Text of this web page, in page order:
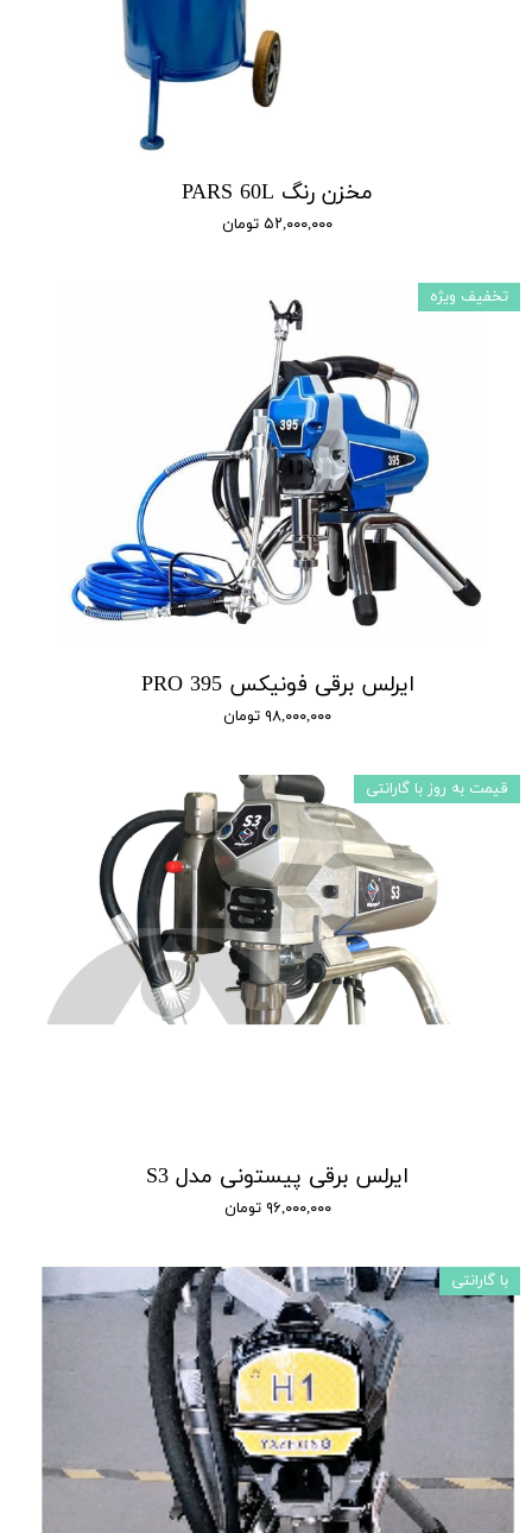
مخزن رنگ PARS 60L
۵۲,۰۰۰,۰۰۰ تومان
ایرلس برقی فونیکس 395 PRO
۹۸,۰۰۰,۰۰۰ تومان
تخفیف ویژه
ایرلس برقی پیستونی مدل S3
۹۶,۰۰۰,۰۰۰ تومان
قیمت به روز با گارانتی
با گارانتی